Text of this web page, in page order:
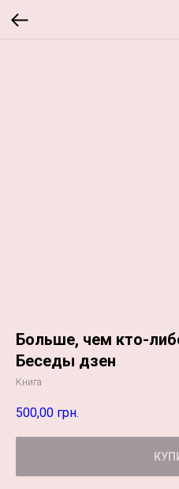
Больше, чем кто-
Беседы дзен
Книга
500,00 грн.